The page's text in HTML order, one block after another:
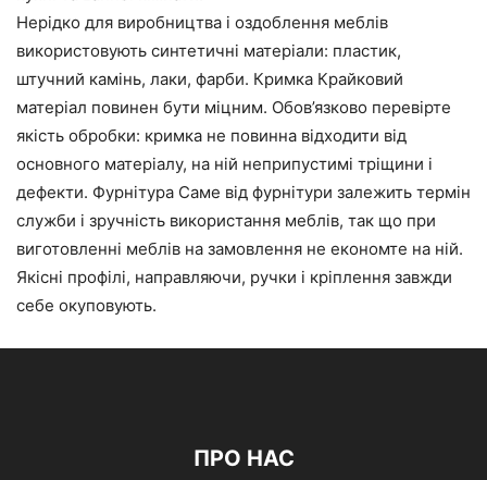
Нерідко для виробництва і оздоблення меблів
використовують синтетичні матеріали: пластик,
штучний камінь, лаки, фарби. Кримка Крайковий
матеріал повинен бути міцним. Обов’язково перевірте
якість обробки: кримка не повинна відходити від
основного матеріалу, на ній неприпустимі тріщини і
дефекти. Фурнітура Саме від фурнітури залежить термін
служби і зручність використання меблів, так що при
виготовленні меблів на замовлення не економте на ній.
Якісні профілі, направляючи, ручки і кріплення завжди
себе окуповують.
ПРО НАС